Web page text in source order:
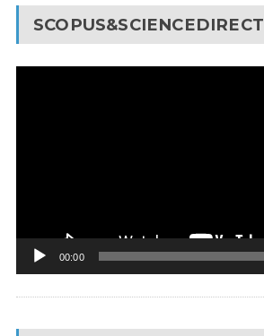
SCOPUS&SCIENCEDIRECT
00:00